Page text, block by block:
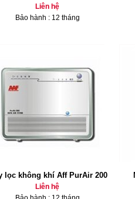
Liên hệ
Bảo hành : 12 tháng
lọc không khí Aff PurAir 200
Liên hệ